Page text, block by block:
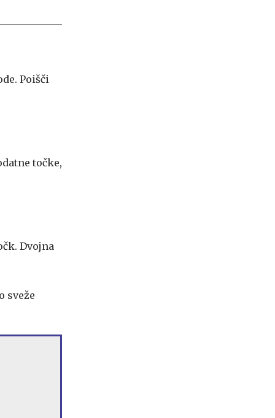
Poišči
točke,
Dvojna
sveže